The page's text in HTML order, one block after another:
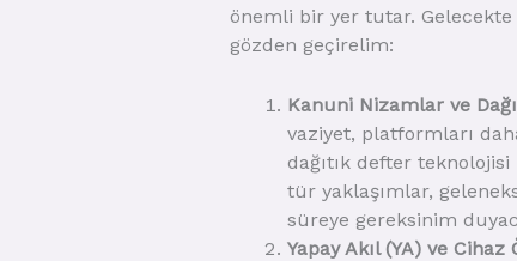
önemli bir yer tutar. Gelecekte
gözden geçirelim:
Kanuni Nizamlar ve
vaziyet, platformları
dağıtık defter
tür yaklaşımlar,
süreye gereksinim
Yapay Akıl (YA) ve